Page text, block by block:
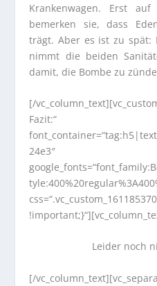
Krankenwagen. Erst
bemerken sie, dass
trägt. Aber es ist zu spät:
nimmt die beiden
damit, die Bombe zu
[/
Fazit:“
24e3″
Leider noch
[/